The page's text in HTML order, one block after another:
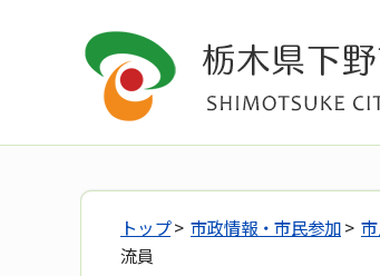
トップ> 市政情報・市民参加>
流員